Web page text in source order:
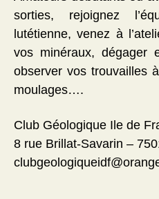
sorties, rejoignez
lutétienne, venez à
vos minéraux, dégager
observer vos trouvailles
moulages….
Club Géologique Ile de
8 rue Brillat-Savarin –